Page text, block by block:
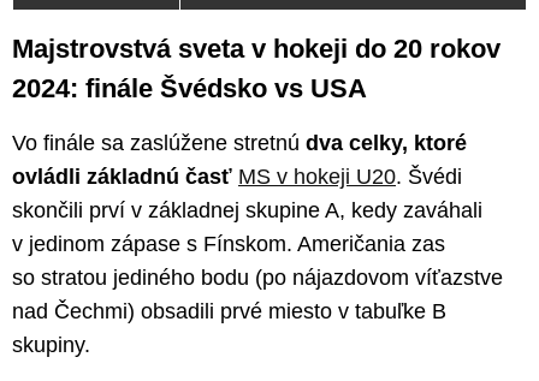
Majstrovstvá sveta v hokeji do 20 rokov
2024: finále Švédsko vs USA
Vo finále sa zaslúžene stretnú dva celky, ktoré
ovládli základnú časť MS v hokeji U20. Švédi
skončili prví v základnej skupine A, kedy zaváhali
v jedinom zápase s Fínskom. Američania zas
so stratou jediného bodu (po nájazdovom víťazstve
nad Čechmi) obsadili prvé miesto v tabuľke B
skupiny.